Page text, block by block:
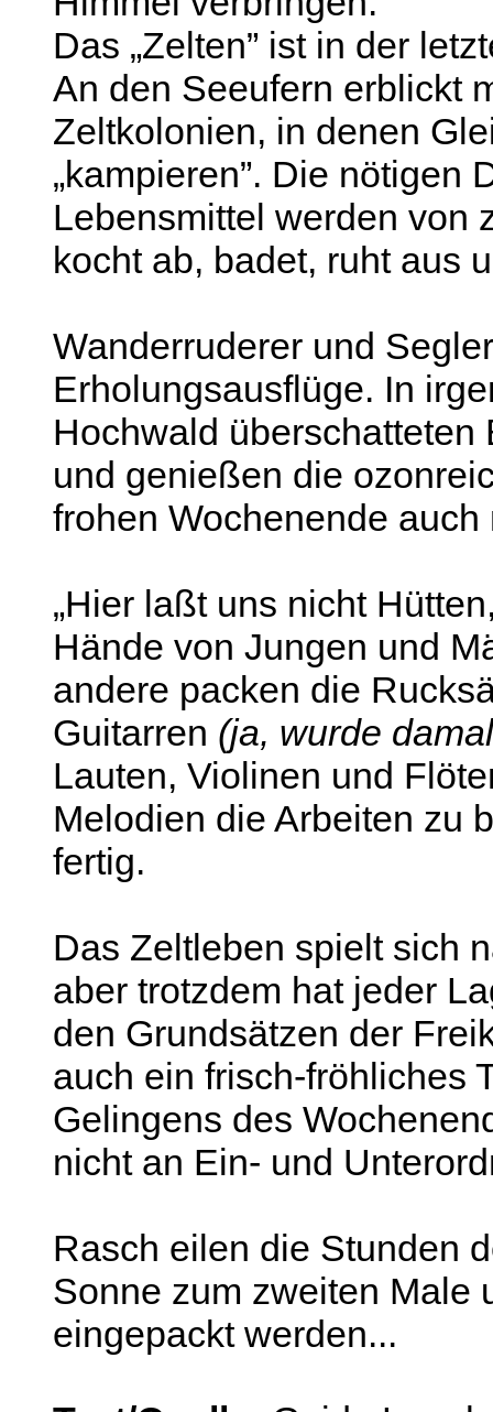
Das „Zelten” ist in der
An den Seeufern erblickt
Zeltkolonien, in denen
„kampieren”. Die nötigen
Lebensmittel werden von
kocht ab, badet, ruht aus
Wanderruderer und
Erholungsausflüge. In
Hochwald
und genießen die
frohen Wochenende
„Hier laßt uns nicht
Hände von Jungen und
andere packen die
Guitarren (ja, wurde
Lauten, Violinen und
Melodien die Arbeiten zu
fertig.
Das Zeltleben spielt sich
aber trotzdem hat jeder
den Grundsätzen der
auch ein frisch-fröhliches
Gelingens des
nicht an Ein- und
Rasch eilen die Stunden
Sonne zum zweiten Male
eingepackt werden...